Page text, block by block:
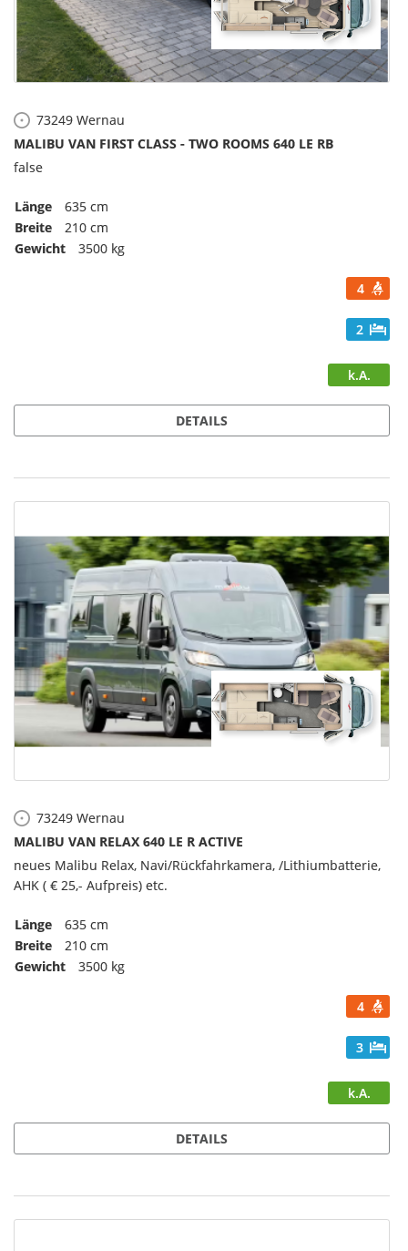
73249 Wernau
MALIBU VAN FIRST CLASS - TWO ROOMS 640 LE RB
false
Länge
635 cm
Breite
210 cm
Gewicht
3500 kg
4
2
k.A.
DETAILS
73249 Wernau
MALIBU VAN RELAX 640 LE R ACTIVE
neues Malibu Relax, Navi/Rückfahrkamera, /Lithiumbatterie,
AHK ( € 25,- Aufpreis) etc.
Länge
635 cm
Breite
210 cm
Gewicht
3500 kg
4
3
k.A.
DETAILS